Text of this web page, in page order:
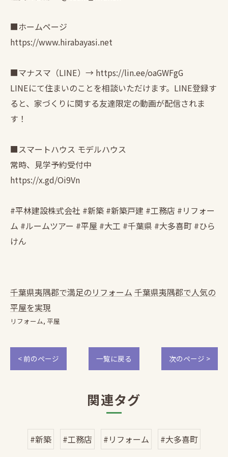
■ホームページ
https://www.hirabayasi.net
■マナスマ（LINE）→ https://lin.ee/oaGWFgG
LINEにて住まいのことを相談いただけます。LINE登録す
ると、家づくりに関する友達限定の動画が配信されま
す！
■スマートハウス モデルハウス
常時、見学予約受付中
https://x.gd/Oi9Vn
#平林建設株式会社 #新築 #新築戸建 #工務店 #リフォー
ム #ルームツアー #平屋 #大工 #千葉県 #大多喜町 #ひら
けん
千葉県夷隅郡で満足のリフォーム 千葉県夷隅郡で人気の
平屋を実現
リフォーム 平屋
< 前のページ 一覧に戻る 次のページ >
関連タグ
#新築 #工務店 #リフォーム #大多喜町